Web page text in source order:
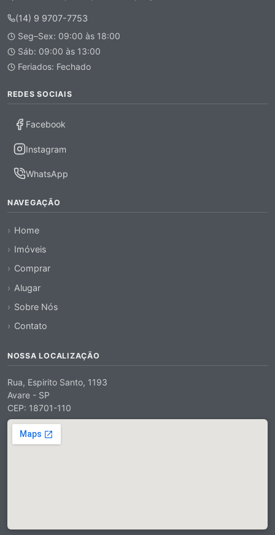
(14) 9 9707-7753
Seg–Sex: 09:00 às 18:00
Sáb: 09:00 às 13:00
Feriados: Fechado
REDES SOCIAIS
Facebook
Instagram
WhatsApp
NAVEGAÇÃO
Home
Imóveis
Comprar
Alugar
Sobre Nós
Contato
NOSSA LOCALIZAÇÃO
Rua, Espirito Santo, 1193
Avare - SP
CEP: 18701-110